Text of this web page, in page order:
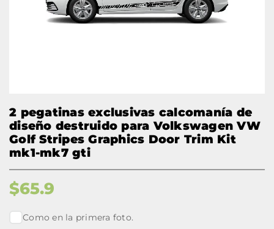
2 pegatinas exclusivas calcomanía de
diseño destruido para Volkswagen VW
Golf Stripes Graphics Door Trim Kit
mk1-mk7 gti
$65.9
Como en la primera foto.